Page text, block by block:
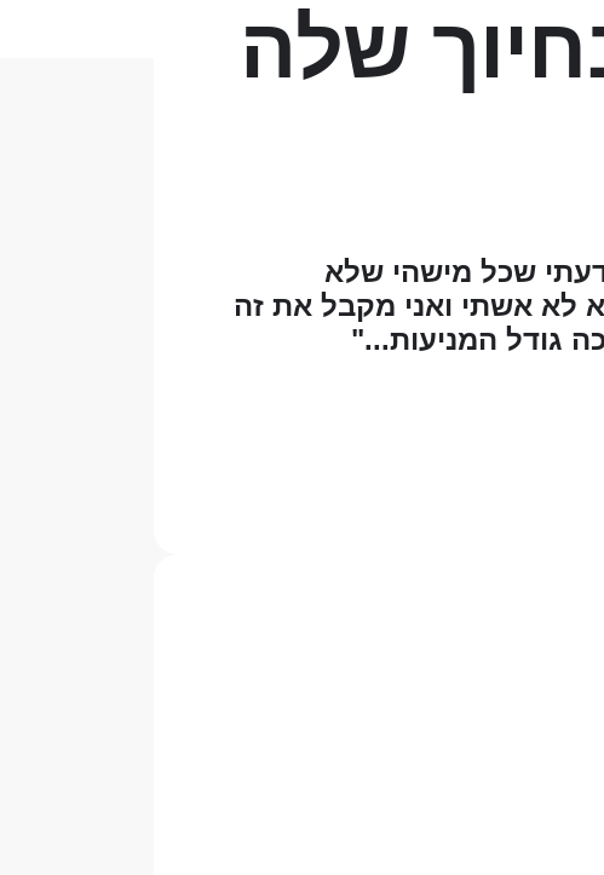
שלה
שכל מישהי שלא
לא אשתי ואני מקבל את זה
גודל המניעות..."